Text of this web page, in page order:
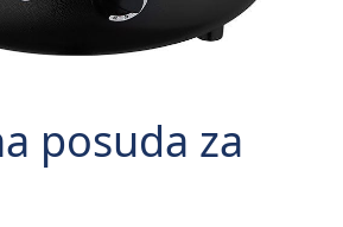
posuda za